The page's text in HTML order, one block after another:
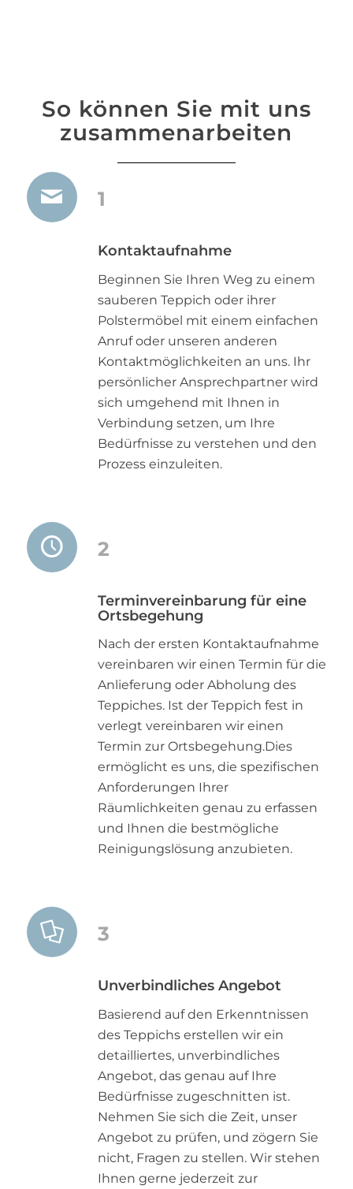
So können Sie mit uns
zusammenarbeiten
1
Kontaktaufnahme
Beginnen Sie Ihren Weg zu einem
sauberen Teppich oder ihrer
Polstermöbel mit einem einfachen
Anruf oder unseren anderen
Kontaktmöglichkeiten an uns. Ihr
persönlicher Ansprechpartner wird
sich umgehend mit Ihnen in
Verbindung setzen, um Ihre
Bedürfnisse zu verstehen und den
Prozess einzuleiten.
2
Terminvereinbarung für eine
Ortsbegehung
Nach der ersten Kontaktaufnahme
vereinbaren wir einen Termin für die
Anlieferung oder Abholung des
Teppiches. Ist der Teppich fest in
verlegt vereinbaren wir einen
Termin zur Ortsbegehung.Dies
ermöglicht es uns, die spezifischen
Anforderungen Ihrer
Räumlichkeiten genau zu erfassen
und Ihnen die bestmögliche
Reinigungslösung anzubieten.
3
Unverbindliches Angebot
Basierend auf den Erkenntnissen
des Teppichs erstellen wir ein
detailliertes, unverbindliches
Angebot, das genau auf Ihre
Bedürfnisse zugeschnitten ist.
Nehmen Sie sich die Zeit, unser
Angebot zu prüfen, und zögern Sie
nicht, Fragen zu stellen. Wir stehen
Ihnen gerne jederzeit zur